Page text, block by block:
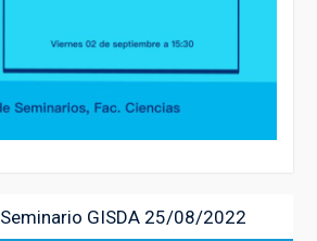
anterior:
Seminario GISDA 25/08/2022